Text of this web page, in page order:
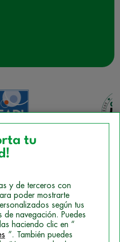
tu
y de terceros con
poder mostrarte
según tus
de navegación. Puedes
haciendo clic en “
”. También puedes